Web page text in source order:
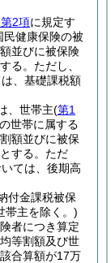
2項に規定す
民健康保険の被
並びに被保険
る。 ただし、
、基礎課税額
、世帯主(第1
世帯に属する
額並びに被保
する。 ただ
ては、後期高
付金課税被保
帯主を除く。)
者につき算定
等割額及び世
合算額が17万